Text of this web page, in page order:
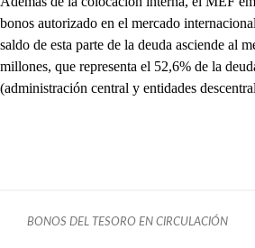
bonos autorizado en el mercado
saldo de esta parte de la deuda asciende al
millones, que representa el 52,6% de la
(administración central y entidades
BONOS DEL TESORO EN CIRCULACIÓN